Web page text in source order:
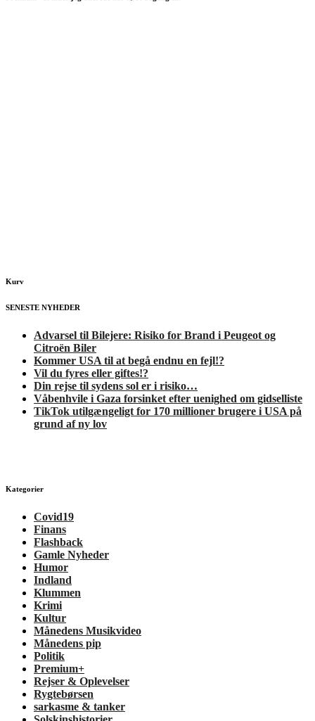
Kurv
SENESTE NYHEDER
Advarsel til Bilejere: Risiko for Brand i Peugeot og
Citroën Biler
Kommer USA til at begå endnu en fejl!?
Vil du fyres eller giftes!?
Din rejse til sydens sol er i risiko…
Våbenhvile i Gaza forsinket efter uenighed om gidselliste
TikTok utilgængeligt for 170 millioner brugere i USA på
grund af ny lov
Kategorier
Covid19
Finans
Flashback
Gamle Nyheder
Humor
Indland
Klummen
Krimi
Kultur
Månedens Musikvideo
Månedens pip
Politik
Premium+
Rejser & Oplevelser
Rygtebørsen
sarkasme & tanker